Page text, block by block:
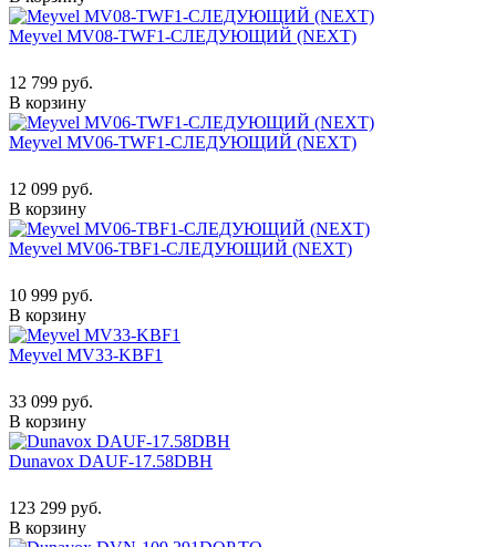
Meyvel MV08-TWF1-СЛЕДУЮЩИЙ (NEXT)
12 799 руб.
В корзину
Meyvel MV06-TWF1-СЛЕДУЮЩИЙ (NEXT)
12 099 руб.
В корзину
Meyvel MV06-TBF1-СЛЕДУЮЩИЙ (NEXT)
10 999 руб.
В корзину
Meyvel MV33-KBF1
33 099 руб.
В корзину
Dunavox DAUF-17.58DBH
123 299 руб.
В корзину